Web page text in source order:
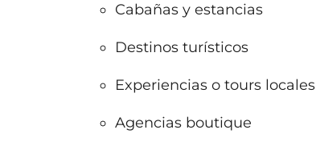
Cabañas y estancias
Destinos turísticos
Experiencias o tours locales
Agencias boutique